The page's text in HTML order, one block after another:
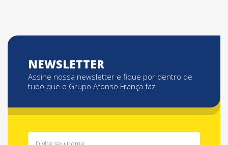
NEWSLETTER
Assine nossa newsletter e fique por dentro de
tudo que o Grupo Afonso França faz.